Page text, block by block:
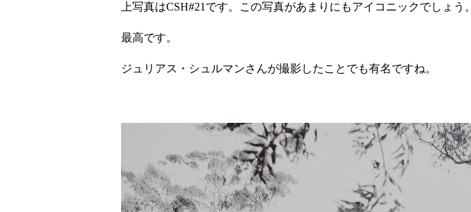
上写真はCSH#21です。この写真があまりにもアイコニックでしょう。
最高です。
ジュリアス・シュルマンさんが撮影したことでも有名ですね。